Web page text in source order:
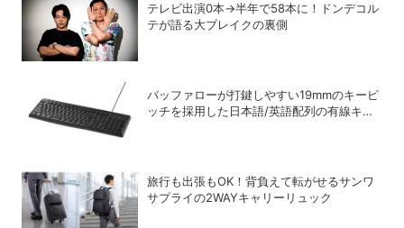
テレビ出演0本→半年で58本に！ドンデコル
テが語る大ブレイクの裏側
バッファローが打鍵しやすい19mmのキーピ
ッチを採用した日本語/英語配列の有線キー
旅行も出張もOK！背負えて転がせるサンワ
サプライの2WAYキャリーリュック